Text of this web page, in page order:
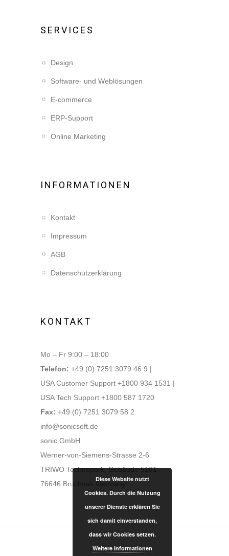
SERVICES
Design
Software- und Weblösungen
E-commerce
ERP-Support
Online Marketing
INFORMATIONEN
Kontakt
Impressum
AGB
Datenschutzerklärung
KONTAKT
Mo – Fr 9:00 – 18:00
Telefon: +49 (0) 7251 3079 46 9 |
USA Customer Support +1800 934 1531 |
USA Tech Support +1800 587 1720
Fax: +49 (0) 7251 3079 58 2
info@sonicsoft.de
sonic GmbH
Werner-von-Siemens-Strasse 2-6
TRIWO Technopark: Gebäude 5161
76646 Bruchsal- Germany
Diese Website nutzt
Cookies. Durch die Nutzung
unserer Dienste erklären Sie
sich damit einverstanden,
dass wir Cookies setzen.
Weitere Informationen